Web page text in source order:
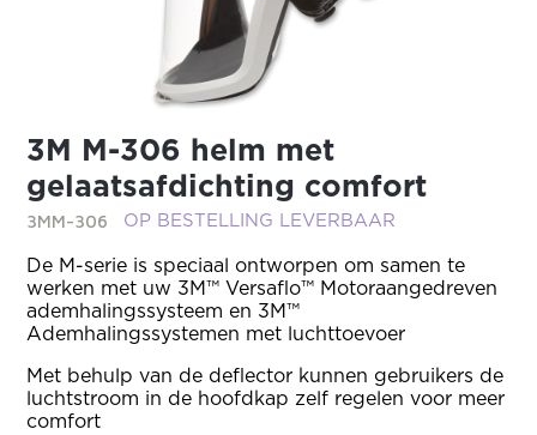
3M M-306 helm met
gelaatsafdichting comfort
3MM-306 OP BESTELLING LEVERBAAR
De M-serie is speciaal ontworpen om samen te
werken met uw 3M™ Versaflo™ Motoraangedreven
ademhalingssysteem en 3M™
Ademhalingssystemen met luchttoevoer
Met behulp van de deflector kunnen gebruikers de
luchtstroom in de hoofdkap zelf regelen voor meer
comfort